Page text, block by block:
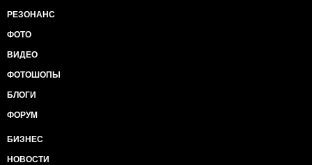
РЕЗОНАНС
ФОТО
ВИДЕО
ФОТОШОПЫ
БЛОГИ
ФОРУМ
БИЗНЕС
НОВОСТИ